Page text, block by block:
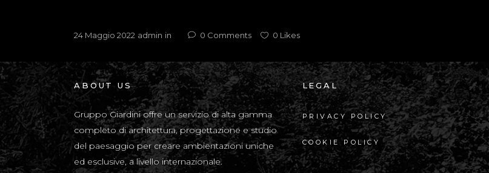
24 Maggio 2022 admin in 0 Comments 0 Likes
ABOUT US
Gruppo Giardini offre un servizio di alta gamma
completo di architettura, progettazione e studio
del paesaggio per creare ambientazioni uniche
ed esclusive, a livello internazionale.
LEGAL
PRIVACY POLICY
COOKIE POLICY